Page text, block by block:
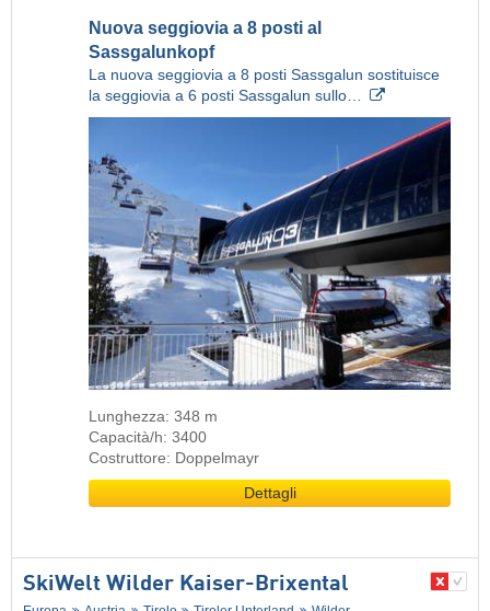
Nuova seggiovia a 8 posti al
Sassgalunkopf
La nuova seggiovia a 8 posti Sassgalun sostituisce
la seggiovia a 6 posti Sassgalun sullo…
Lunghezza: 348 m
Capacità/h: 3400
Costruttore: Doppelmayr
Dettagli
SkiWelt Wilder Kaiser-Brixental